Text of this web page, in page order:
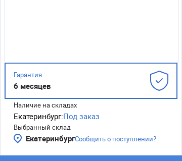
Гарантия
6 месяцев
Наличие на складах
Екатеринбург:Под заказ
Выбранный склад
ЕкатеринбургСообщить о поступлении?